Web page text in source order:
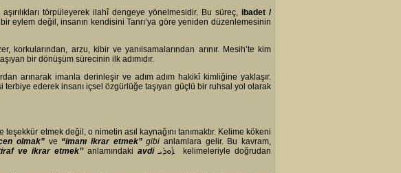
törpüleyerek ilahî dengeye yönelmesidir. Bu süreç, ibadet /
eylem değil, insanın kendisini Tanrı’ya göre yeniden düzenlemesinin
arzu, kibir ve yanılsamalarından arınır. Mesih’te kim
bir dönüşüm sürecinin ilk adımıdır.
arınarak imanla derinleşir ve adım adım hakikî kimliğine yaklaşır.
terbiye ederek insanı içsel özgürlüğe taşıyan güçlü bir ruhsal yol olarak
teşekkür etmek değil, o nimetin asıl kaynağını tanımaktır. Kelime kökeni
olmak” ve “imanı ikrar etmek”gibi anlamlara gelir. Bu kavram,
ve ikrar etmek’’anlamındaki avdiܐܰܘܕܺܝ kelimeleriyle doğrudan